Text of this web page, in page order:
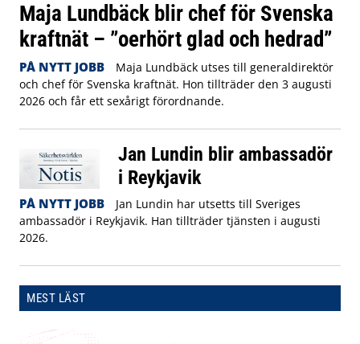
Maja Lundbäck blir chef för Svenska
kraftnät – ”oerhört glad och hedrad”
PÅ NYTT JOBB
Maja Lundbäck utses till generaldirektör
och chef för Svenska kraftnät. Hon tillträder den 3 augusti
2026 och får ett sexårigt förordnande.
Jan Lundin blir ambassadör
i Reykjavik
PÅ NYTT JOBB
Jan Lundin har utsetts till Sveriges
ambassadör i Reykjavik. Han tillträder tjänsten i augusti
2026.
MEST LÄST